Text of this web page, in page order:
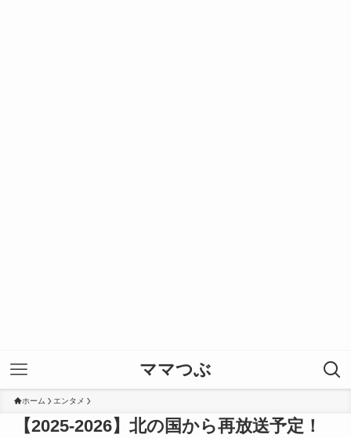
ママつぶ
ホーム エンタメ
【2025-2026】北の国から再放送予定！